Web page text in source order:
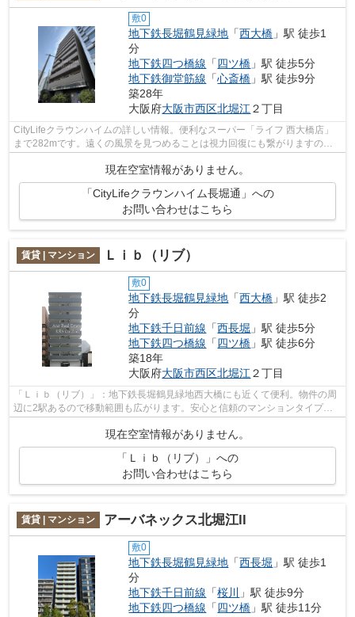
敷0
地下鉄長堀鶴見緑地 「西大橋 」駅 徒歩1
分
地下鉄四つ橋線 「四ツ橋 」駅 徒歩5分
地下鉄御堂筋線 「心斎橋 」駅 徒歩9分
築28年
大阪府大阪市西区北堀江２丁目
CityLifeクラウンハイムの詳しい情報。便利なスーパー「ライフ 西大橋店」
まで282mです。遠くの風景を見つめることは視力回復にも繋がりますので
現在空室情報がありません。
「CityLifeクラウンハイム長堀通」への
お問い合わせはこちら
賃貸 | マンション Ｌｉｂ（リブ）
敷0
地下鉄長堀鶴見緑地 「西大橋 」駅 徒歩2
分
地下鉄千日前線 「西長堀 」駅 徒歩5分
地下鉄四つ橋線 「四ツ橋 」駅 徒歩6分
築18年
大阪府大阪市西区北堀江 ２丁目
「Ｌｉｂ（リブ）」：地下鉄長堀鶴見緑地西大橋にも近くて便利。物件の周
辺に2駅あるので移動範囲も広がります。安心と信頼のマンションタイプの
現在空室情報がありません。
「Ｌｉｂ（リブ）」への
お問い合わせはこちら
賃貸 | マンション アーバネックス北堀江ll
敷0
地下鉄長堀鶴見緑地 「西長堀 」駅 徒歩1
分
地下鉄千日前線 「桜川
」駅 徒歩9分
地下鉄四つ橋線 「四ツ橋 」駅 徒歩11分